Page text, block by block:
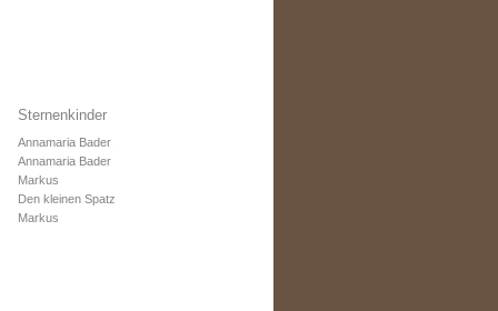
Sternenkinder
Annamaria Bader
Annamaria Bader
Markus
Den kleinen Spatz
Markus